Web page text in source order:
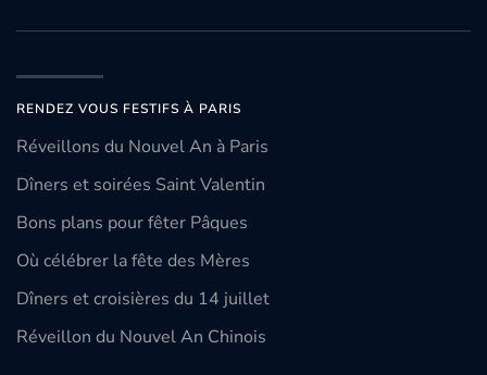
RENDEZ VOUS FESTIFS À PARIS
Réveillons du Nouvel An à Paris
Dîners et soirées Saint Valentin
Bons plans pour fêter Pâques
Où célébrer la fête des Mères
Dîners et croisières du 14 juillet
Réveillon du Nouvel An Chinois